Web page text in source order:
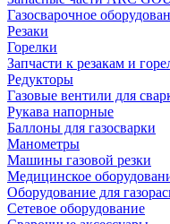
Газосварочное
Резаки
Горелки
Запчасти к резакам и
Редукторы
Газовые вентили для
Рукава напорные
Баллоны для газосварки
Манометры
Машины газовой резки
Медицинское
Оборудование для
Сетевое оборудование